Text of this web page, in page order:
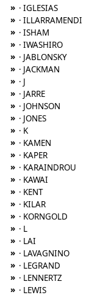
» · IGLESIAS
» · ILLARRAMENDI
» · ISHAM
» · IWASHIRO
» · JABLONSKY
» · JACKMAN
» · J
» · JARRE
» · JOHNSON
» · JONES
» · K
» · KAMEN
» · KAPER
» · KARAINDROU
» · KAWAI
» · KENT
» · KILAR
» · KORNGOLD
» · L
» · LAI
» · LAVAGNINO
» · LEGRAND
» · LENNERTZ
» · LEWIS